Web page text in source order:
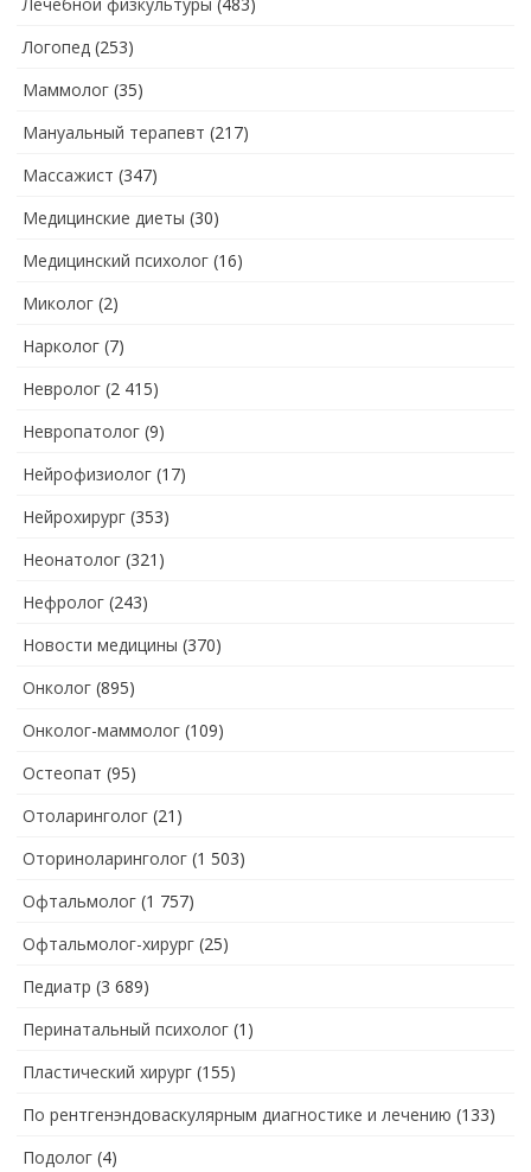
Логопед (253)
Маммолог (35)
Мануальный терапевт (217)
Массажист (347)
Медицинские диеты (30)
Медицинский психолог (16)
Миколог (2)
Нарколог (7)
Невролог (2 415)
Невропатолог (9)
Нейрофизиолог (17)
Нейрохирург (353)
Неонатолог (321)
Нефролог (243)
Новости медицины (370)
Онколог (895)
Онколог-маммолог (109)
Остеопат (95)
Отоларинголог (21)
Оториноларинголог (1 503)
Офтальмолог (1 757)
Офтальмолог-хирург (25)
Педиатр (3 689)
Перинатальный психолог (1)
Пластический хирург (155)
По рентгенэндоваскулярным диагностике и лечению (133)
Подолог (4)